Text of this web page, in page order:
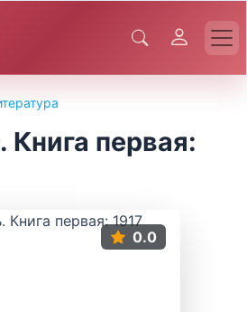
Книга первая:
0.0